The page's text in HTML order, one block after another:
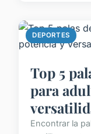
DEPORTES
Top 5
para
Encontrar la